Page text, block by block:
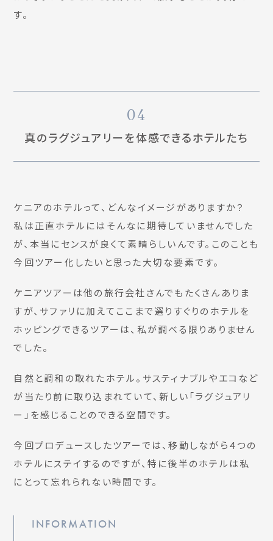
す。
04
真のラグジュアリーを体感できるホテルたち
ケニアのホテルって、どんなイメージがありますか？
私は正直ホテルにはそんなに期待していませんでした
が、本当にセンスが良くて素晴らしいんです。このことも
今回ツアー化したいと思った大切な要素です。
ケニアツアーは他の旅行会社さんでもたくさんありま
すが、サファリに加えてここまで選りすぐりのホテルを
ホッピングできるツアーは、私が調べる限りありません
でした。
自然と調和の取れたホテル。サスティナブルやエコなど
が当たり前に取り込まれていて、新しい「ラグジュアリ
ー」を感じることのできる空間です。
今回プロデュースしたツアーでは、移動しながら４つの
ホテルにステイするのですが、特に後半のホテルは私
にとって忘れられない時間です。
INFORMATION